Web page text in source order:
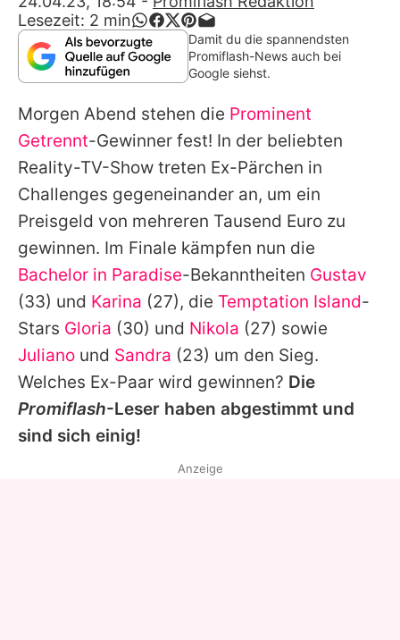
Team
Redaktionelle Richtlinien
Impressum
Datenschutzerklärung
Nutzungsbedingungen
Utiq verwalten
Lesezeit: 2 min
Damit du die spannendsten
Promiflash-News auch bei
Google siehst.
Morgen Abend stehen die Prominent
Getrennt-Gewinner fest! In der beliebten
Reality-TV-Show treten Ex-Pärchen in
Challenges gegeneinander an, um ein
Preisgeld von mehreren Tausend Euro zu
gewinnen. Im Finale kämpfen nun die
Bachelor in Paradise-Bekanntheiten Gustav
(33) und Karina (27), die Temptation Island-
Stars Gloria (30) und Nikola (27) sowie
Juliano und Sandra (23) um den Sieg.
Welches Ex-Paar wird gewinnen? Die
Promiflash-Leser haben abgestimmt und
sind sich einig!
Anzeige